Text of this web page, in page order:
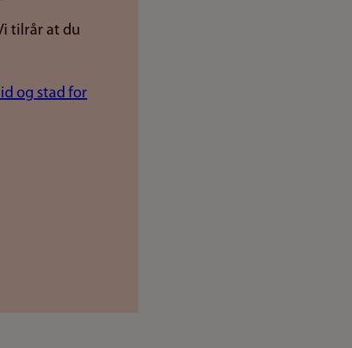
tilrår at du
og stad for